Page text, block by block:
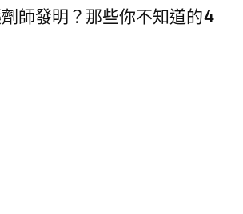
劑師發明？那些你不知道的4